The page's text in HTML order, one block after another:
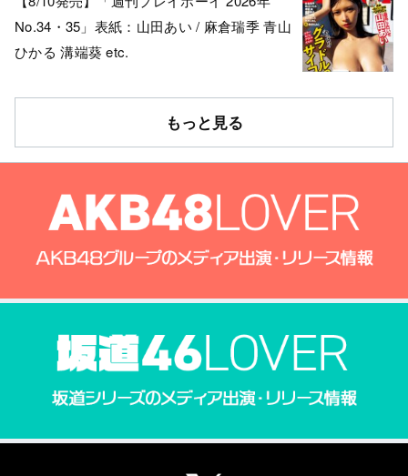
No.34・35」表紙：山田あい / 麻倉瑞季 青山
ひかる 溝端葵 etc.
もっと見る